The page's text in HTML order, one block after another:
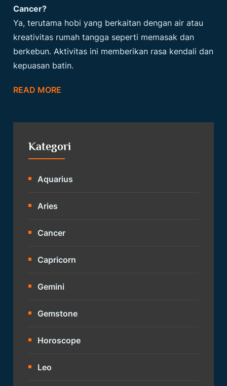
Cancer?
Ya, terutama hobi yang berkaitan dengan air atau
kreativitas rumah tangga seperti memasak dan
berkebun. Aktivitas ini memberikan rasa kendali dan
kepuasan batin.
READ MORE
Kategori
Aquarius
Aries
Cancer
Capricorn
Gemini
Gemstone
Horoscope
Leo